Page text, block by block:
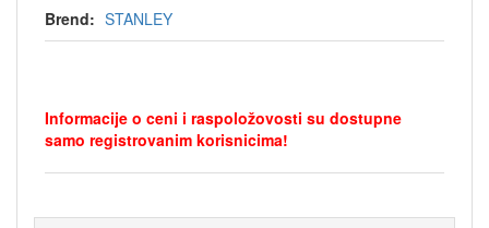
Brend: STANLEY
Informacije o ceni i raspoložovosti su dostupne
samo registrovanim korisnicima!